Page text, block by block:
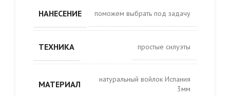
НАНЕСЕНИЕ поможем выбрать под задачу
ТЕХНИКА простые силуэты
МАТЕРИАЛ
натуральный войлок Испания
3мм